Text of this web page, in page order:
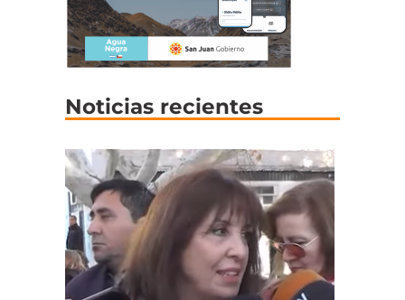
Noticias recientes